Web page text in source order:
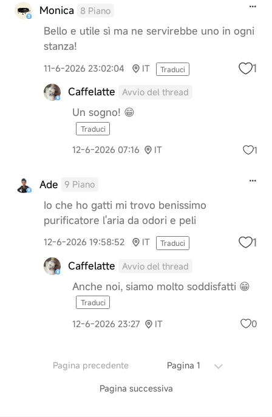
Monica 8 Piano
Bello e utile sì ma ne servirebbe uno in ogni
stanza!
11-6-2026 23:02:04 IT Traduci 1
Caffelatte Avvio del thread
Un sogno! 😁
Traduci
12-6-2026 07:16 IT 1
Ade 9 Piano
Io che ho gatti mi trovo benissimo
purificatore l'aria da odori e peli
12-6-2026 19:58:52 IT Traduci 1
Caffelatte Avvio del thread
Anche noi, siamo molto soddisfatti 😁
Traduci
12-6-2026 23:27 IT 0
Pagina precedente Pagina 1
Pagina successiva